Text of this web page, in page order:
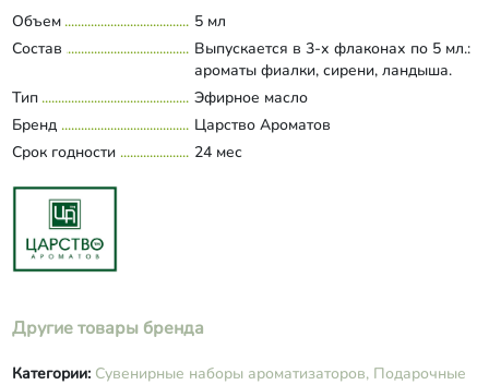
Объем
5 мл
Состав
Выпускается в 3-х флаконах по 5 мл.:
ароматы фиалки, сирени, ландыша.
Тип
Эфирное масло
Бренд
Царство Ароматов
Срок годности
24 мес
Другие товары бренда
Категории: Сувенирные наборы ароматизаторов, Подарочные